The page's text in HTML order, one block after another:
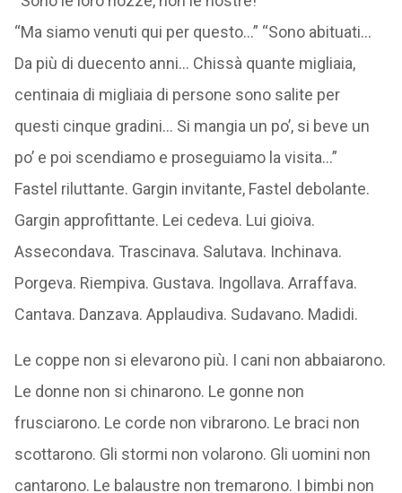
“Ma siamo venuti qui per questo…” “Sono abituati…
Da più di duecento anni… Chissà quante migliaia,
centinaia di migliaia di persone sono salite per
questi cinque gradini… Si mangia un po’, si beve un
po’ e poi scendiamo e proseguiamo la visita…”
Fastel riluttante. Gargin invitante, Fastel debolante.
Gargin approfittante. Lei cedeva. Lui gioiva.
Assecondava. Trascinava. Salutava. Inchinava.
Porgeva. Riempiva. Gustava. Ingollava. Arraffava.
Cantava. Danzava. Applaudiva. Sudavano. Madidi.
Le coppe non si elevarono più. I cani non abbaiarono.
Le donne non si chinarono. Le gonne non
frusciarono. Le corde non vibrarono. Le braci non
scottarono. Gli stormi non volarono. Gli uomini non
cantarono. Le balaustre non tremarono. I bimbi non